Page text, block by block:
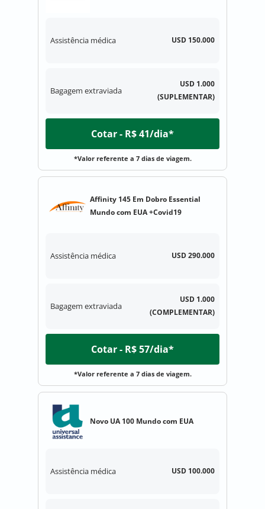
Assistência médica USD 150.000
Bagagem extraviada
USD 1.000
(SUPLEMENTAR)
Cotar - R$ 41/dia*
*Valor referente a 7 dias de viagem.
Affinity 145 Em Dobro Essential
Mundo com EUA +Covid19
Assistência médica USD 290.000
Bagagem extraviada
USD 1.000
(COMPLEMENTAR)
Cotar - R$ 57/dia*
*Valor referente a 7 dias de viagem.
Novo UA 100 Mundo com EUA
Assistência médica USD 100.000